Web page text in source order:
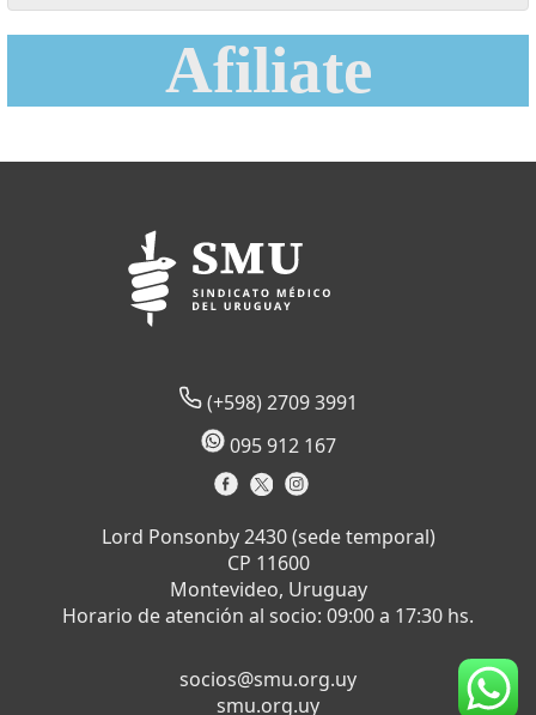
Afiliate
(+598) 2709 3991
095 912 167
Lord Ponsonby 2430 (sede temporal)
CP 11600
Montevideo, Uruguay
Horario de atención al socio: 09:00 a 17:30 hs.
socios@smu.org.uy
smu.org.uy